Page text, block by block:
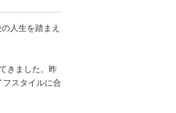
人生を踏まえ
きました。昨
フスタイルに合